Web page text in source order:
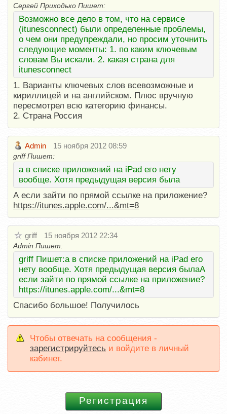
Сергей Приходько Пишет:
Возможно все дело в том, что на сервисе
(itunesconnect) были определенные проблемы,
о чем они предупреждали, но просим уточнить
следующие моменты: 1. по каким ключевым
словам Вы искали. 2. какая страна для
itunesconnect
1. Варианты ключевых слов всевозможные и
кириллицей и на английском. Плюс вручную
пересмотрел всю категорию финансы.
2. Страна Россия
Admin 15 ноября 2012 08:59
griff Пишет:
а в списке приложений на iPad его нету
вообще. Хотя предыдущая версия была
А если зайти по прямой ссылке на приложение?
https://itunes.apple.com/...&mt=8
griff 15 ноября 2012 22:34
Admin Пишет:
griff Пишет:а в списке приложений на iPad его
нету вообще. Хотя предыдущая версия былаА
если зайти по прямой ссылке на приложение?
https://itunes.apple.com/...&mt=8
Спасибо большое! Получилось
Чтобы отвечать на сообщения -
зарегистрируйтесь и войдите в личный
кабинет.